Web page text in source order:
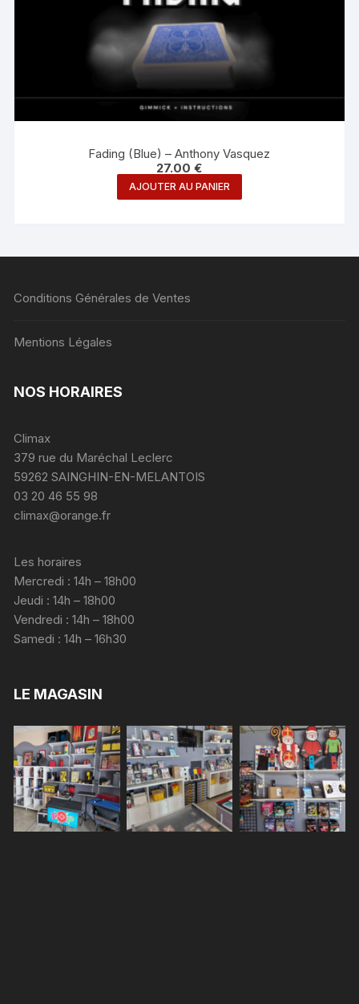
Fading (Blue) – Anthony Vasquez
27.00€
AJOUTER AU PANIER
Conditions Générales de Ventes
Mentions Légales
NOS HORAIRES
Climax
379 rue du Maréchal Leclerc
59262 SAINGHIN-EN-MELANTOIS
03 20 46 55 98
climax@orange.fr
Les horaires
Mercredi : 14h – 18h00
Jeudi : 14h – 18h00
Vendredi : 14h – 18h00
Samedi : 14h – 16h30
LE MAGASIN